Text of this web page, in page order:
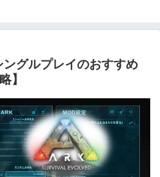
ングルプレイのおすすめ
】